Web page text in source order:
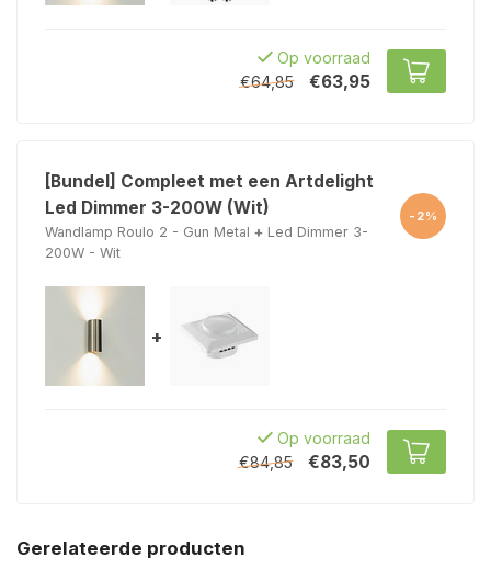
Op voorraad
€64,85
€63,95
[Bundel] Compleet met een Artdelight
Led Dimmer 3-200W (Wit)
Wandlamp Roulo 2 - Gun Metal + Led Dimmer 3-
200W - Wit
-2%
+
Op voorraad
€84,85
€83,50
Gerelateerde producten